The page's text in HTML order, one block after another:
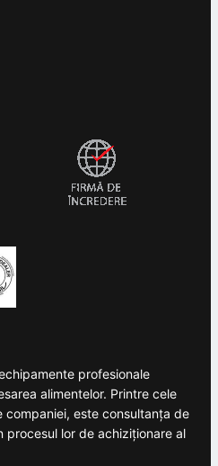
profesionale
alimentelor. Printre cele
companiei, este consultanța de
procesul lor de achiziționare al